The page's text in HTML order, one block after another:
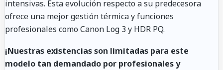
intensivas. Esta evolución respecto a su predecesora
ofrece una mejor gestión térmica y funciones
profesionales como Canon Log 3 y HDR PQ.
¡Nuestras existencias son limitadas para este
modelo tan demandado por profesionales y